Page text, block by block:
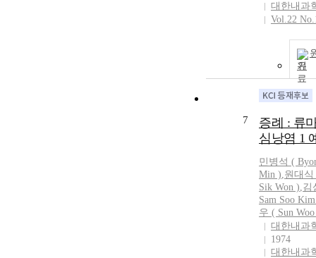
대한내과
Vol.22
기
7
증례 : 류
심낭염 1
민병석 (
Min ),원대식
Sik Won ),김
Sam Soo
우 ( Sun
대한내과
1974
대한내과